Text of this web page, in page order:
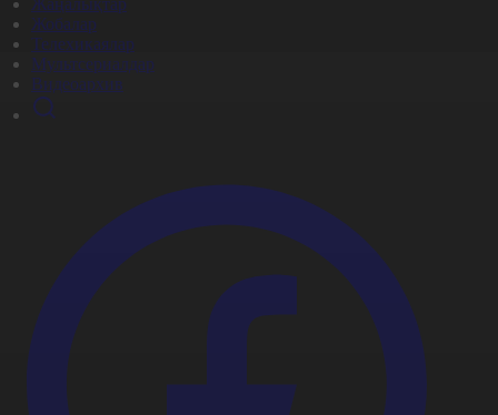
Жобалар
Телехикаялар
Мультсериалдар
Видеоархив